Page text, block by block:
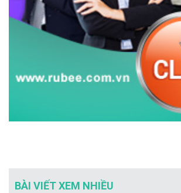
BÀI VIẾT XEM NHIỀU